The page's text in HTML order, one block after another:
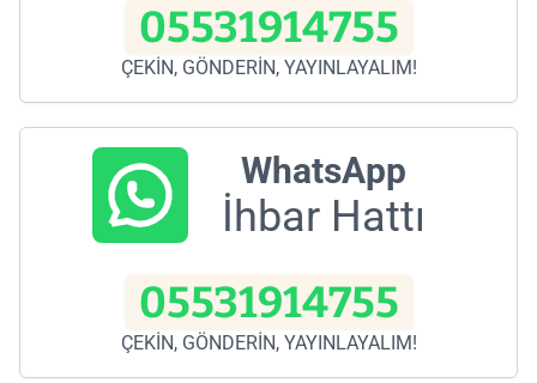
05531914755
ÇEKİN, GÖNDERİN, YAYINLAYALIM!
WhatsApp
İhbar Hattı
05531914755
ÇEKİN, GÖNDERİN, YAYINLAYALIM!